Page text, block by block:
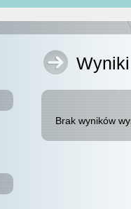
Brak wyników